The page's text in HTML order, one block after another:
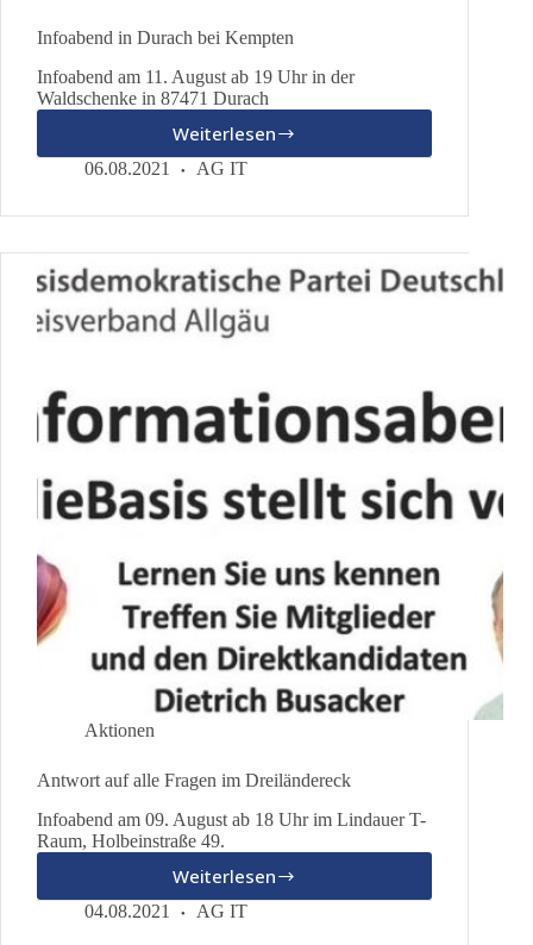
Infoabend in Durach bei Kempten
Infoabend am 11. August ab 19 Uhr in der
Waldschenke in 87471 Durach
Weiterlesen
Infoabend
in
bei
06.08.2021 AG IT
Aktionen
Antwort auf alle Fragen im Dreiländereck
Infoabend am 09. August ab 18 Uhr im Lindauer T-
Raum, Holbeinstraße 49.
Weiterlesen
Antwort
auf
04.08.2021 AG IT